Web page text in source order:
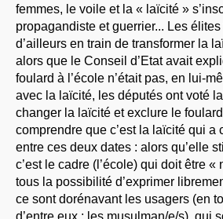
femmes, le voile et la « laïcité »
propagandiste et guerrier... Les
d’ailleurs en train de transformer la
alors que le Conseil d’Etat avait
foulard à l’école n’était pas, en lui-
avec la laïcité, les députés ont voté
changer la laïcité et exclure le
comprendre que c’est la laïcité qui a
entre ces deux dates : alors qu’elle
c’est le cadre (l’école) qui doit être «
tous la possibilité d’exprimer
ce sont dorénavant les usagers (en
d’entre eux : les musulman/e/s), qui